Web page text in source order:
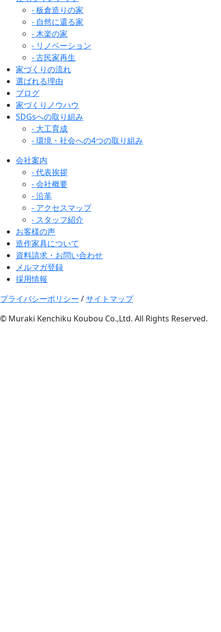
- 板倉造りの家
- 自然に還る家
- 木楽の家
- リノベーション
- 古民家再生
家づくりの流れ
選ばれる理由
ブログ
家づくりノウハウ
SDGsへの取り組み
- 大工育成
- 環境・社会への4つの取り組み
会社案内
- 代表挨拶
- 会社概要
- 沿革
- アクセスマップ
- スタッフ紹介
お客様の声
造作家具について
資料請求・お問い合わせ
メルマガ登録
採用情報
プライバシーポリシー /サイトマップ
© Muraki Kenchiku Koubou Co.,Ltd. All Rights Reserved.